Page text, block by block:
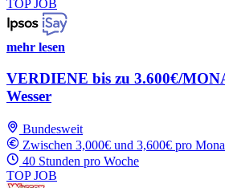
TOP JOB
mehr lesen
VERDIENE bis zu 3.600€/
Wesser
Bundesweit
Zwischen 3,000€ und 3,600€ pro
40 Stunden pro Woche
TOP JOB